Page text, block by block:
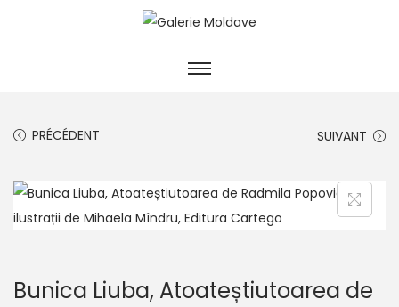
PRÉCÉDENT SUIVANT
Bunica Liuba, Atoateștiutoarea de